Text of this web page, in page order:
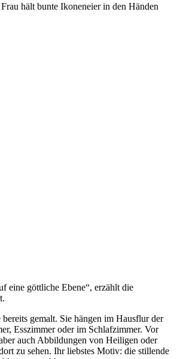
eine göttliche Ebene“, erzählt die
gemalt. Sie hängen im Hausflur der
Esszimmer oder im Schlafzimmer. Vor
auch Abbildungen von Heiligen oder
zu sehen. Ihr liebstes Motiv: die stillende